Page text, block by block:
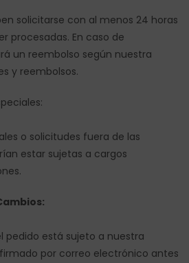
solicitarse con al menos 24 horas
procesadas. En caso de
un reembolso según nuestra
y reembolsos.
o solicitudes fuera de las
estar sujetas a cargos
pedido está sujeto a nuestra
por correo electrónico antes